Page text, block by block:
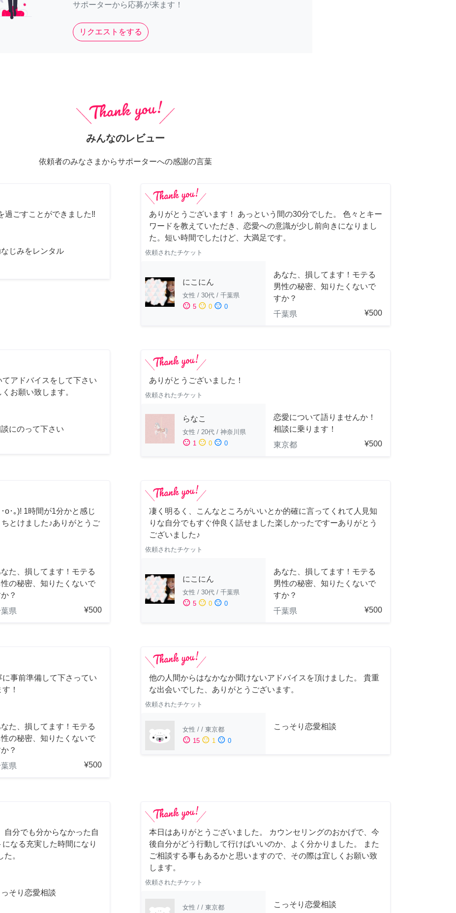
サポーターから応募が来ます！
リクエストをする
みんなのレビュー
依頼者のみなさまからサポーターへの感謝の言葉
過ごすことができました‼️
じみをレンタル
ありがとうございます！ あっという間の30分でした。 色々とキー
ワードを教えていただき、恋愛への意識が少し前向きになりまし
た。短い時間でしたけど、大満足です。
依頼されたチケット
にこにん
女性 / 30代 / 千葉県
sentiment_satisfied 5 sentiment_neutral 0 sentiment_dissatisfied 0
あなた、損してます！モテる
男性の秘密、知りたくないで
すか？
千葉県
¥500
アドバイスをして下さい
お願い致します。
にのって下さい
ありがとうございました！
依頼されたチケット
らなこ
女性 / 20代 / 神奈川県
sentiment_satisfied 1 sentiment_neutral 0 sentiment_dissatisfied 0
恋愛について語りませんか！
相談に乗ります！
東京都
¥500
о･｡)! 1時間が1分かと感じ
とけました♪ありがとうご
た、損してます！モテる
性の秘密、知りたくないで
？
県
¥500
凄く明るく、こんなところがいいとか的確に言ってくれて人見知
りな自分でもすぐ仲良く話せました楽しかったですーありがとう
ございました♪
依頼されたチケット
にこにん
女性 / 30代 / 千葉県
sentiment_satisfied 5 sentiment_neutral 0 sentiment_dissatisfied 0
あなた、損してます！モテる
男性の秘密、知りたくないで
すか？
千葉県
¥500
事前準備して下さってい
！
た、損してます！モテる
性の秘密、知りたくないで
？
県
¥500
他の人間からはなかなか聞けないアドバイスを頂けました。 貴重
な出会いでした、ありがとうございます。
依頼されたチケット
女性 / / 東京都
sentiment_satisfied 15 sentiment_neutral 1 sentiment_dissatisfied 0
こっそり恋愛相談
自分でも分からなかった自
なる充実した時間になり
。
っそり恋愛相談
本日はありがとうございました。 カウンセリングのおかげで、今
後自分がどう行動して行けばいいのか、よく分かりました。 また
ご相談する事もあるかと思いますので、その際は宜しくお願い致
します。
依頼されたチケット
女性 / / 東京都 こっそり恋愛相談